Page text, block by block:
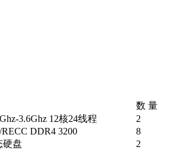
数 量
3.6Ghz 12核24线程
2
DDR4 3200
8
硬盘
2